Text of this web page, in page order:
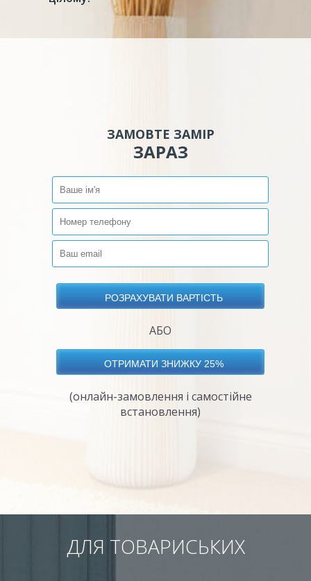
ЗАМОВТЕ ЗАМІР
ЗАРАЗ
АБО
(онлайн-замовлення і самостійне
встановлення)
ДЛЯ ТОВАРИСЬКИХ